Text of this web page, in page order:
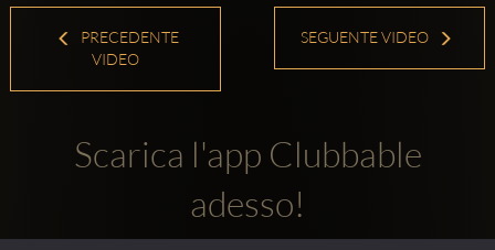
PRECEDENTE
VIDEO
SEGUENTE VIDEO
Scarica l'app Clubbable
adesso!